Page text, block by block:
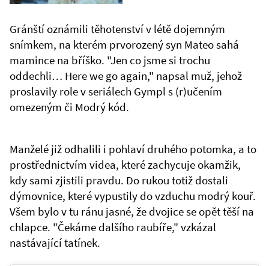
Gránští oznámili těhotenství v létě dojemným
snímkem, na kterém prvorozený syn Mateo sahá
mamince na bříško. "Jen co jsme si trochu
oddechli… Here we go again," napsal muž, jehož
proslavily role v seriálech Gympl s (r)učením
omezeným či Modrý kód.
Manželé již odhalili i pohlaví druhého potomka, a to
prostřednictvím videa, které zachycuje okamžik,
kdy sami zjistili pravdu. Do rukou totiž dostali
dýmovnice, které vypustily do vzduchu modrý kouř.
Všem bylo v tu ránu jasné, že dvojice se opět těší na
chlapce. "Čekáme dalšího raubíře," vzkázal
nastávající tatínek.